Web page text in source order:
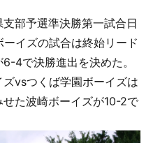
部予選準決勝第一試合日
イズの試合は終始リード
4で決勝進出を決めた。
vsつくば学園ボーイズは
た波崎ボーイズが10-2で